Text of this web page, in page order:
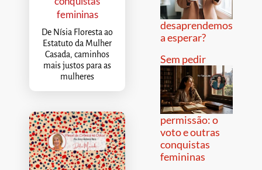
femininas
De Nísia Floresta ao
Estatuto da Mulher
Casada, caminhos
mais justos para as
mulheres
desaprendemos
a esperar?
Sem pedir
permissão: o
voto e outras
conquistas
femininas